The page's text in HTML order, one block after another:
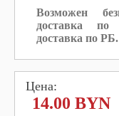
Возможен
доставка по
доставка по РБ.
Цена:
14.00 BYN